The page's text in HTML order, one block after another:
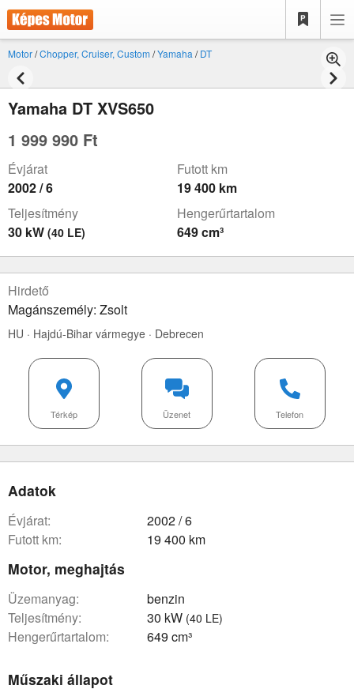
Motor/Chopper, Cruiser, Custom /Yamaha /DT
Yamaha DT XVS650
1 999 990 Ft
Évjárat
2002 / 6
Futott km
19 400 km
Teljesítmény
30 kW (40 LE)
Hengerűrtartalom
649 cm³
Hirdető
Magánszemély: Zsolt
HU · Hajdú-Bihar vármegye · Debrecen
Telefon
Üzenet
Térkép
Adatok
évjárat:
2002 / 6
futott km:
19 400 km
Motor, meghajtás
üzemanyag:
benzin
teljesítmény:
30 kW (40 LE)
hengerűrtartalom: 649 cm³
Műszaki állapot